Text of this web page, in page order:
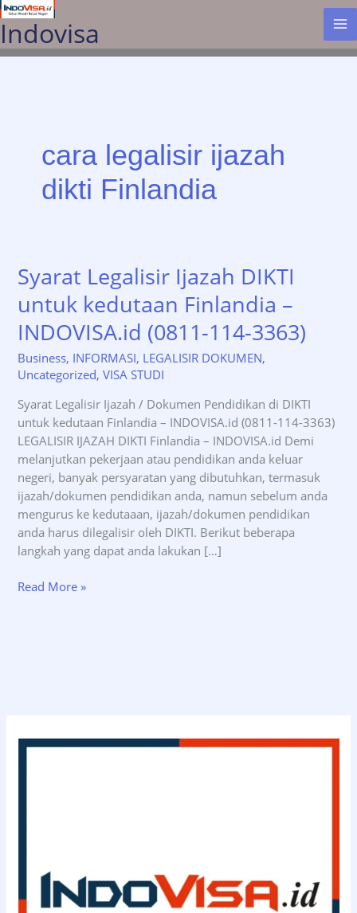
Lewati
ke
konten
Indovisa
cara legalisir ijazah
dikti Finlandia
Syarat Legalisir Ijazah DIKTI
untuk kedutaan Finlandia –
INDOVISA.id (0811-114-3363)
Business, INFORMASI, LEGALISIR DOKUMEN,
Uncategorized,VISA STUDI
Syarat Legalisir Ijazah / Dokumen Pendidikan di DIKTI
untuk kedutaan Finlandia – INDOVISA.id (0811-114-3363)
LEGALISIR IJAZAH DIKTI Finlandia – INDOVISA.id Demi
melanjutkan pekerjaan atau pendidikan anda keluar
negeri, banyak persyaratan yang dibutuhkan, termasuk
ijazah/dokumen pendidikan anda, namun sebelum anda
mengurus ke kedutaaan, ijazah/dokumen pendidikan
anda harus dilegalisir oleh DIKTI. Berikut beberapa
langkah yang dapat anda lakukan […]
Syarat
(0811-
Read More »